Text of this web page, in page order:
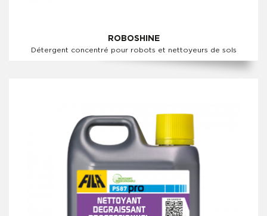
ROBOSHINE
Détergent concentré pour robots et nettoyeurs de sols